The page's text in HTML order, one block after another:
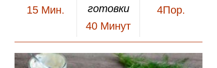
15 Мин.
готовки
40 Минут
4Пор.